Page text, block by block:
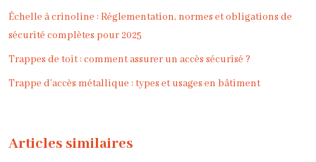
Échelle à crinoline : Réglementation, normes et obligations de
sécurité complètes pour 2025
Trappes de toit : comment assurer un accès sécurisé ?
Trappe d’accès métallique : types et usages en bâtiment
Articles similaires